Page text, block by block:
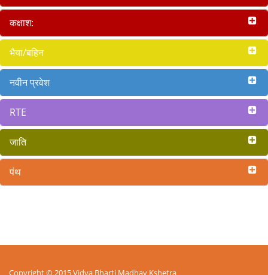
कक्षाश:
भैया/बहिन
नवीन प्रवेश
RTE
जाति
पंथ
Copyright © 2015 Vidya Bharti Madhay Kshetra